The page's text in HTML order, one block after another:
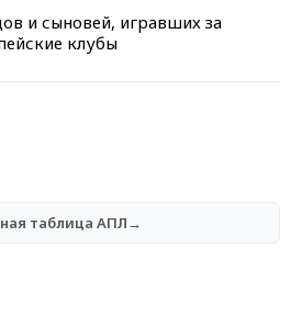
и сыновей, игравших за
клубы
таблица АПЛ→